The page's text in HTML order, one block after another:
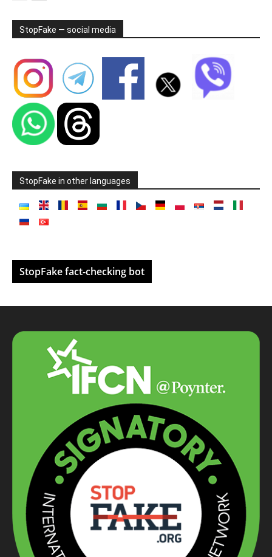
StopFake — social media
StopFake in other languages
StopFake fact-checking bot